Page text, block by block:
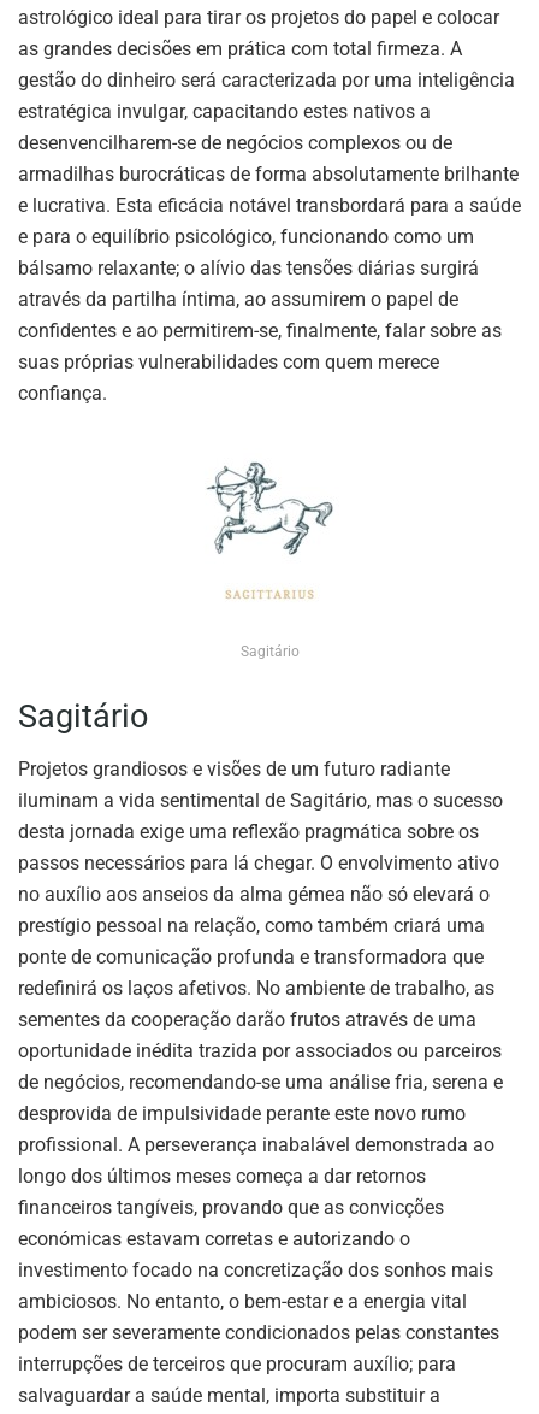
astrológico ideal para tirar os projetos do papel e colocar
as grandes decisões em prática com total firmeza. A
gestão do dinheiro será caracterizada por uma inteligência
estratégica invulgar, capacitando estes nativos a
desenvencilharem-se de negócios complexos ou de
armadilhas burocráticas de forma absolutamente brilhante
e lucrativa. Esta eficácia notável transbordará para a saúde
e para o equilíbrio psicológico, funcionando como um
bálsamo relaxante; o alívio das tensões diárias surgirá
através da partilha íntima, ao assumirem o papel de
confidentes e ao permitirem-se, finalmente, falar sobre as
suas próprias vulnerabilidades com quem merece
confiança.
Sagitário
Sagitário
Projetos grandiosos e visões de um futuro radiante
iluminam a vida sentimental de Sagitário, mas o sucesso
desta jornada exige uma reflexão pragmática sobre os
passos necessários para lá chegar. O envolvimento ativo
no auxílio aos anseios da alma gémea não só elevará o
prestígio pessoal na relação, como também criará uma
ponte de comunicação profunda e transformadora que
redefinirá os laços afetivos. No ambiente de trabalho, as
sementes da cooperação darão frutos através de uma
oportunidade inédita trazida por associados ou parceiros
de negócios, recomendando-se uma análise fria, serena e
desprovida de impulsividade perante este novo rumo
profissional. A perseverança inabalável demonstrada ao
longo dos últimos meses começa a dar retornos
financeiros tangíveis, provando que as convicções
económicas estavam corretas e autorizando o
investimento focado na concretização dos sonhos mais
ambiciosos. No entanto, o bem-estar e a energia vital
podem ser severamente condicionados pelas constantes
interrupções de terceiros que procuram auxílio; para
salvaguardar a saúde mental, importa substituir a